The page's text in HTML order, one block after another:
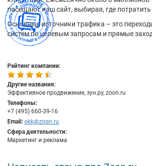
посещают наш сайт, выбирая, где потратить
Основные источники трафика – это
систем по целевым запросам и прямые
Рейтинг компании:
Другие названия:
Эффективное продвижение, зун.ру, zoon.ru
Телефоны:
+7 (495) 660-39-16
Email: okk@zoon.ru
Сфера деятельности:
Маркетинг и реклама